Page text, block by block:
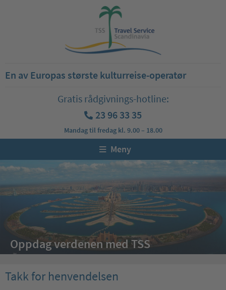
En av Europas største kulturreise-operatør
Gratis rådgivnings-hotline:
23 96 33 35
Mandag til fredag kl. 9.00 – 18.00
Meny
Oppdag verdenen med TSS
Takk for henvendelsen